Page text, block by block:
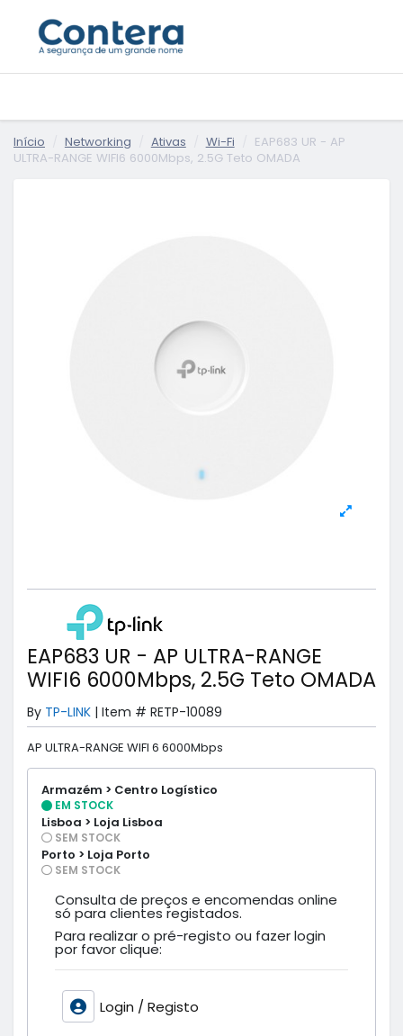
Início Networking Ativas Wi-Fi
EAP683 UR - AP
ULTRA-RANGE WIFI6 6000Mbps, 2.5G Teto OMADA
EAP683 UR - AP ULTRA-RANGE
WIFI6 6000Mbps, 2.5G Teto OMADA
By TP-LINK | Item # RETP-10089
AP ULTRA-RANGE WIFI 6 6000Mbps
Armazém > Centro Logístico
EM STOCK
Lisboa > Loja Lisboa
SEM STOCK
Porto > Loja Porto
SEM STOCK
Consulta de preços e encomendas online
só para clientes registados.
Para realizar o pré-registo ou fazer login
por favor clique:
Login / Registo